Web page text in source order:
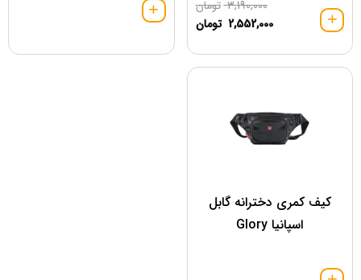
3,190,000 تومان
2,552,000 تومان
کیف کمری دخترانه گابل
اسپانیا Glory